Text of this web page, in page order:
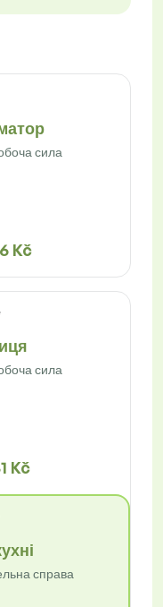
сила
Kč
сила
Kč
справа